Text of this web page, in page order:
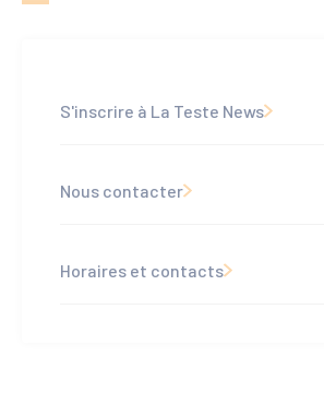
S'inscrire à La Teste News
Nous contacter
Horaires et contacts